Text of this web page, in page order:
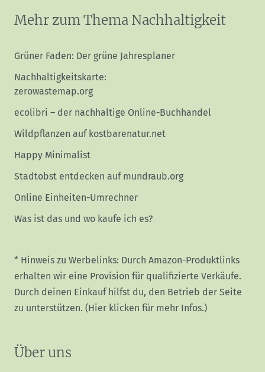
Mehr zum Thema Nachhaltigkeit
Grüner Faden: Der grüne Jahresplaner
Nachhaltigkeitskarte:
zerowastemap.org
ecolibri – der nachhaltige Online-Buchhandel
Wildpflanzen auf kostbarenatur.net
Happy Minimalist
Stadtobst entdecken auf mundraub.org
Online Einheiten-Umrechner
Was ist das und wo kaufe ich es?
* Hinweis zu Werbelinks: Durch Amazon-Produktlinks
erhalten wir eine Provision für qualifizierte Verkäufe.
Durch deinen Einkauf hilfst du, den Betrieb der Seite
zu unterstützen. (Hier klicken für mehr Infos.)
Über uns